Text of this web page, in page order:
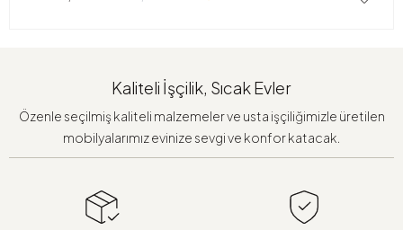
Kaliteli İşçilik, Sıcak Evler
Özenle seçilmiş kaliteli malzemeler ve usta işçiliğimizle üretilen
mobilyalarımız evinize sevgi ve konfor katacak.